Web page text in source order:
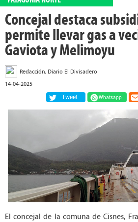
Concejal destaca
permite llevar gas a
Gaviota y Melimoyu
Redacción, Diario El Divisadero
14-04-2025
Tweet
Whatsapp
El concejal de la comuna de Cisnes,